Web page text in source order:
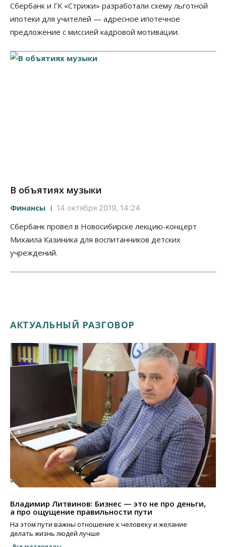
Сбербанк и ГК «Стрижи» разработали схему льготной
ипотеки для учителей — адресное ипотечное
предложение с миссией кадровой мотивации.
В объятиях музыки
Финансы 14 октября 2019, 14:24
Сбербанк провел в Новосибирске лекцию-концерт
Михаила Казиника для воспитанников детских
учреждений.
АКТУАЛЬНЫЙ РАЗГОВОР
Владимир Литвинов: Бизнес — это не про деньги,
а про ощущение правильности пути
На этом пути важны отношение к человеку и желание
делать жизнь людей лучше